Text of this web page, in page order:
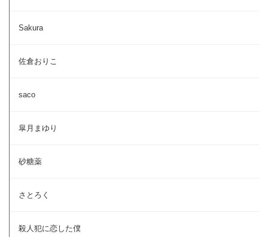
Sakura
佐倉おりこ
saco
皐月まゆり
砂糖薬
さとろく
殺人犯に恋した僕